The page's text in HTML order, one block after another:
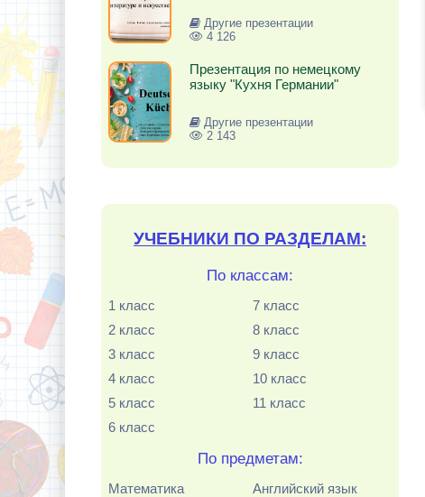
Другие презентации
4 126
Презентация по немецкому
языку "Кухня Германии"
Другие презентации
2 143
УЧЕБНИКИ ПО РАЗДЕЛАМ:
По классам:
1 класс
2 класс
3 класс
4 класс
5 класс
6 класс
7 класс
8 класс
9 класс
10 класс
11 класс
По предметам:
Математика
Английский язык